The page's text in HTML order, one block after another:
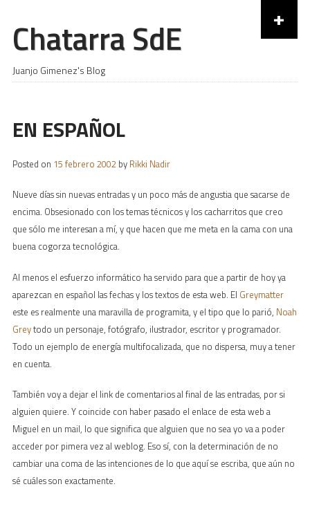
Chatarra SdE
Juanjo Gimenez's Blog
+
Skip to content
EN ESPAÑOL
Posted on 15 febrero 2002by Rikki Nadir
Nueve días sin nuevas entradas y un poco más de angustia que sacarse de
encima. Obsesionado con los temas técnicos y los cacharritos que creo
que sólo me interesan a mí, y que hacen que me meta en la cama con una
buena cogorza tecnológica.
Al menos el esfuerzo informático ha servido para que a partir de hoy ya
aparezcan en español las fechas y los textos de esta web. El Greymatter
este es realmente una maravilla de programita, y el tipo que lo parió, Noah
Greytodo un personaje, fotógrafo, ilustrador, escritor y programador.
Todo un ejemplo de energía multifocalizada, que no dispersa, muy a tener
en cuenta.
También voy a dejar el link de comentarios al final de las entradas, por si
alguien quiere. Y coincide con haber pasado el enlace de esta web a
Miguel en un mail, lo que significa que alguien que no sea yo va a poder
acceder por pimera vez al weblog. Eso sí, con la determinación de no
cambiar una coma de las intenciones de lo que aquí se escriba, que aún no
sé cuáles son exactamente.